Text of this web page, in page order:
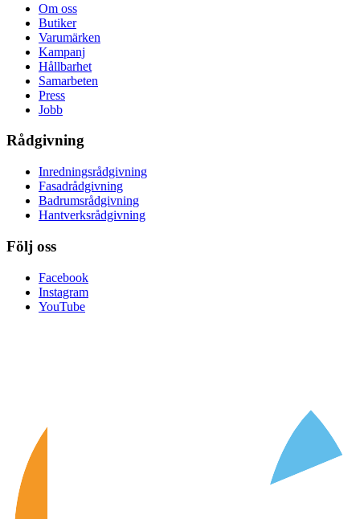
Om oss
Butiker
Varumärken
Kampanj
Hållbarhet
Samarbeten
Press
Jobb
Rådgivning
Inredningsrådgivning
Fasadrådgivning
Badrumsrådgivning
Hantverksrådgivning
Följ oss
Facebook
Instagram
YouTube